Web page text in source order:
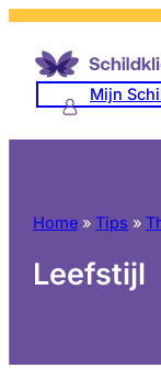
naar
Mijn
Home » Tips »
Leefstijl